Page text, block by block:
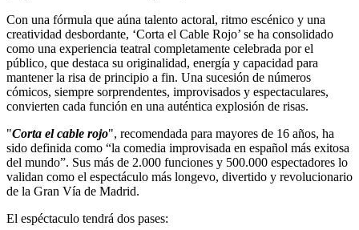
Con una fórmula que aúna talento actoral, ritmo escénico y una
creatividad desbordante, ‘Corta el Cable Rojo’ se ha consolidado
como una experiencia teatral completamente celebrada por el
público, que destaca su originalidad, energía y capacidad para
mantener la risa de principio a fin. Una sucesión de números
cómicos, siempre sorprendentes, improvisados y espectaculares,
convierten cada función en una auténtica explosión de risas.
"Corta el cable rojo", recomendada para mayores de 16 años, ha
sido definida como “la comedia improvisada en español más exitosa
del mundo”. Sus más de 2.000 funciones y 500.000 espectadores lo
validan como el espectáculo más longevo, divertido y revolucionario
de la Gran Vía de Madrid.
El espéctaculo tendrá dos pases: